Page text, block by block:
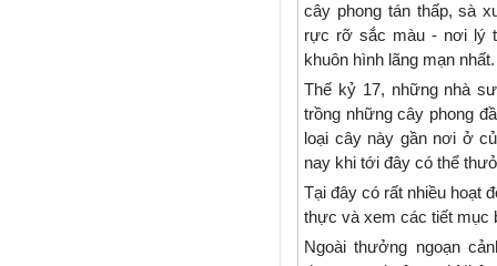
cây phong tán thấp, sà
rực rỡ sắc màu - nơi lý
khuôn hình lãng mạn nhất.
Thế kỷ 17, những nhà
trồng những cây phong
loại cây này gần nơi ở
nay khi tới đây có thể
Tại đây có rất nhiều hoạt
thực và xem các tiết mục
Ngoài thưởng ngoạn